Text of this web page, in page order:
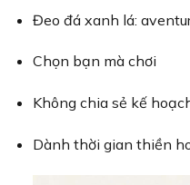
Đeo đá xanh lá:
Chọn bạn mà chơi
Không chia sẻ kế
Dành thời gian thiền